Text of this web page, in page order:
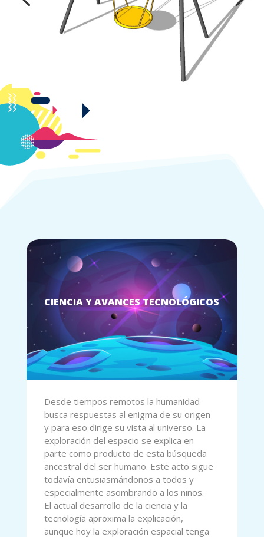
CIENCIA Y AVANCES TECNOLÓGICOS
Desde tiempos remotos la humanidad
busca respuestas al enigma de su origen
y para eso dirige su vista al universo. La
exploración del espacio se explica en
parte como producto de esta búsqueda
ancestral del ser humano. Este acto sigue
todavía entusiasmándonos a todos y
especialmente asombrando a los niños.
El actual desarrollo de la ciencia y la
tecnología aproxima la explicación,
aunque hoy la exploración espacial tenga